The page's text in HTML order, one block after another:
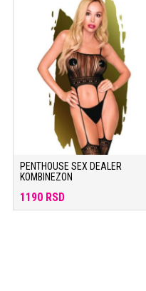
PENTHOUSE SEX DEALER
KOMBINEZON
1190 RSD